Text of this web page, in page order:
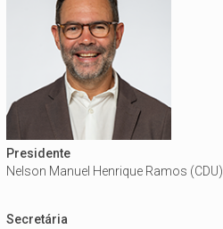
Presidente
Nelson Manuel Henrique Ramos (CDU)
Secretária